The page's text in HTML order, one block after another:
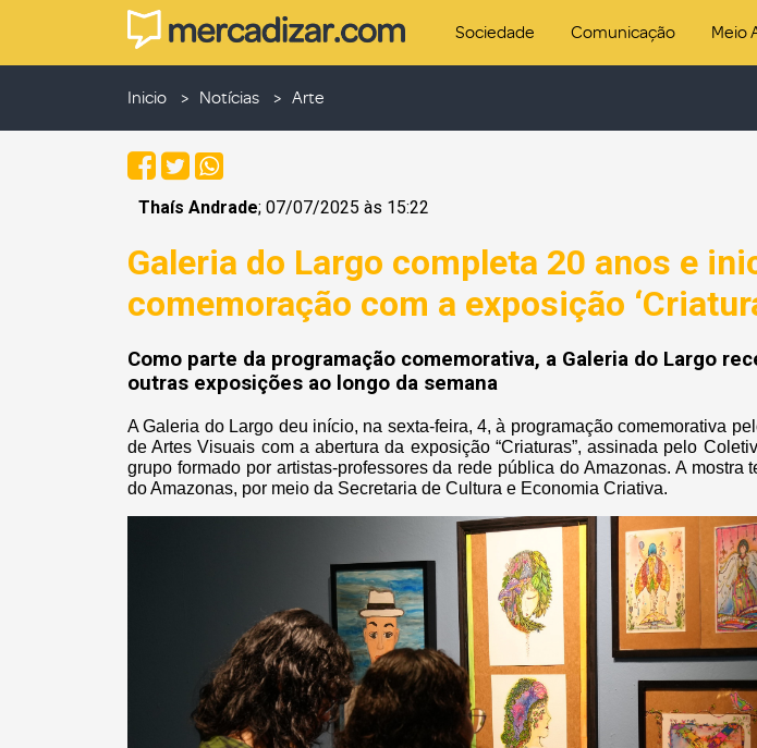
Sociedade Comunicação Meio
Inicio Notícias Arte
Thaís Andrade; 07/07/2025 às 15:22
Galeria do Largo completa 20 anos e
comemoração com a exposição
Como parte da programação comemorativa, a Galeria do Largo
outras exposições ao longo da semana
A Galeria do Largo deu início, na sexta-feira, 4, à programação comemorativa
de Artes Visuais com a abertura da exposição “Criaturas”, assinada pelo
grupo formado por artistas-professores da rede pública do Amazonas. A mostra
do Amazonas, por meio da Secretaria de Cultura e Economia Criativa.